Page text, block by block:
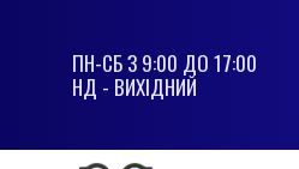
ПН-СБ З 9:00 ДО 17:00
НД - ВИХІДНИЙ